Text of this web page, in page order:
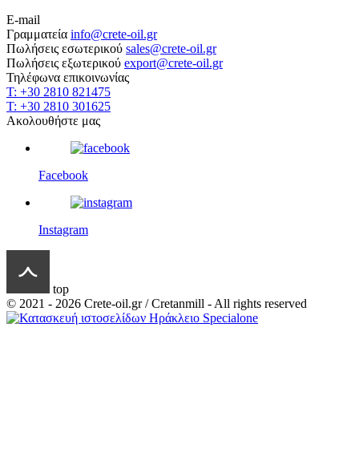
E-mail
Γραμματεία info@crete-oil.gr
Πωλήσεις εσωτερικού sales@crete-oil.gr
Πωλήσεις εξωτερικού export@crete-oil.gr
Τηλέφωνα επικοινωνίας
T: +30 2810 821475
T: +30 2810 301625
Ακολουθήστε μας
Facebook
Instagram
top
© 2021 - 2026 Crete-oil.gr / Cretanmill - All rights reserved